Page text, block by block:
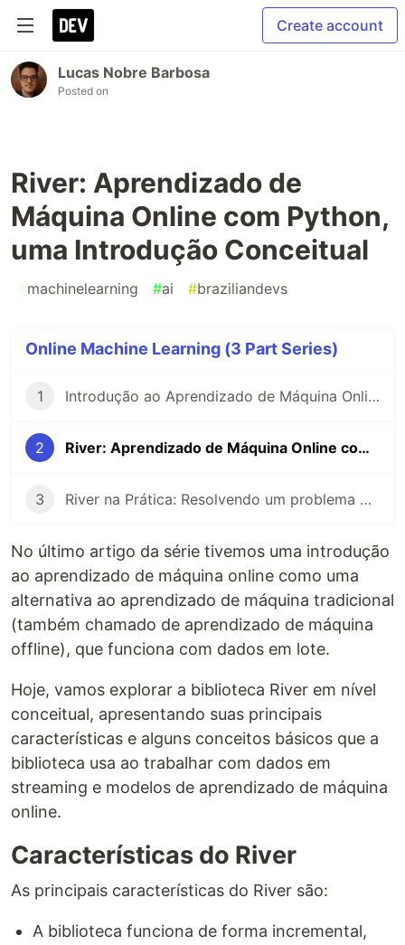
Create account
Lucas Nobre Barbosa
Posted on
River: Aprendizado de
Máquina Online com Python,
uma Introdução Conceitual
#machinelearning #ai #braziliandevs
Online Machine Learning (3 Part Series)
1 Introdução ao Aprendizado de Máquina Online
2 River: Aprendizado de Máquina Online com Python, uma Introdução Conceitual
3 River na Prática: Resolvendo um problema de classificação com Aprendizado de Máquina Online
No último artigo da série tivemos uma introdução
ao aprendizado de máquina online como uma
alternativa ao aprendizado de máquina tradicional
(também chamado de aprendizado de máquina
offline), que funciona com dados em lote.
Hoje, vamos explorar a biblioteca River em nível
conceitual, apresentando suas principais
características e alguns conceitos básicos que a
biblioteca usa ao trabalhar com dados em
streaming e modelos de aprendizado de máquina
online.
Características do River
As principais características do River são:
A biblioteca funciona de forma incremental,